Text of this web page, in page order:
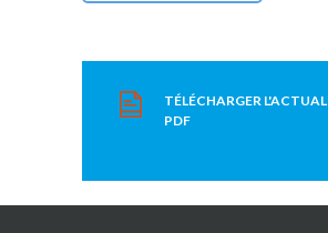
TÉLÉCHARGER
PDF